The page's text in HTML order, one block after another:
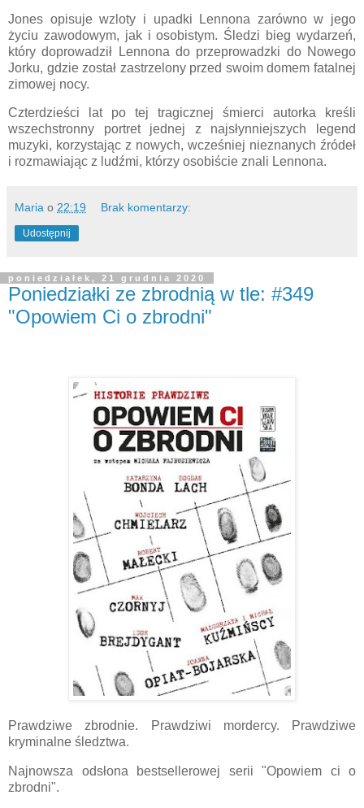
Jones opisuje wzloty i upadki Lennona zarówno w jego
życiu zawodowym, jak i osobistym. Śledzi bieg wydarzeń,
który doprowadził Lennona do przeprowadzki do Nowego
Jorku, gdzie został zastrzelony przed swoim domem fatalnej
zimowej nocy.
Czterdzieści lat po tej tragicznej śmierci autorka kreśli
wszechstronny portret jednej z najsłynniejszych legend
muzyki, korzystając z nowych, wcześniej nieznanych źródeł
i rozmawiając z ludźmi, którzy osobiście znali Lennona.
Maria o 22:19 Brak komentarzy:
Udostępnij
poniedziałek, 21 grudnia 2020
Poniedziałki ze zbrodnią w tle: #349
"Opowiem Ci o zbrodni"
Prawdziwe zbrodnie. Prawdziwi mordercy. Prawdziwe
kryminalne śledztwa.
Najnowsza odsłona bestsellerowej serii "Opowiem ci o
zbrodni".